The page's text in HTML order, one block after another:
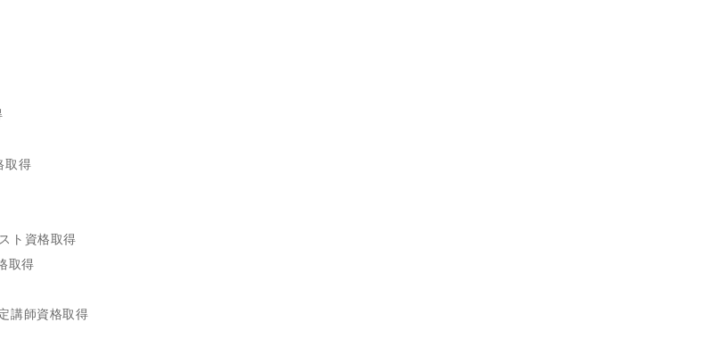
取得
ト資格取得
取得
講師資格取得